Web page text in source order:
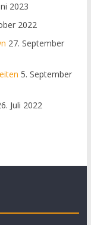
2023
2022
27. September
5. September
Juli 2022